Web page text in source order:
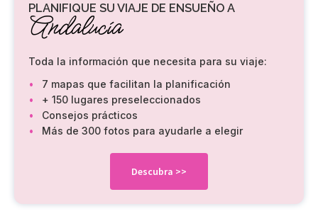
PLANIFIQUE SU VIAJE DE ENSUEÑO A
Andalucía
Toda la información que necesita para su viaje:
7 mapas que facilitan la planificación
+ 150 lugares preseleccionados
Consejos prácticos
Más de 300 fotos para ayudarle a elegir
Descubra >>